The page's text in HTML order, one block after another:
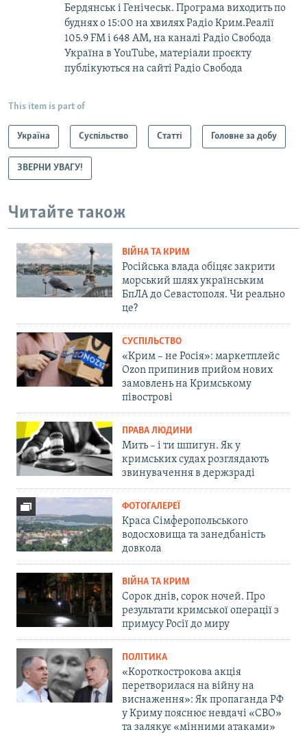
Бердянськ і Генічеськ. Програма виходить по
буднях о 15:00 на хвилях Радіо Крим.Реалії
105.9 FM і 648 АМ, на каналі Радіо Свобода
Україна в YouTube, матеріали проєкту
публікуються на сайті Радіо Свобода
This item is part of
Україна Суспільство Статті Головне за добу
ЗВЕРНИ УВАГУ!
Читайте також
ВІЙНА ТА КРИМ
Російська влада обіцяє закрити
морський шлях українським
БпЛА до Севастополя. Чи реально
це?
СУСПІЛЬСТВО
«Крим – не Росія»: маркетплейс
Ozon припинив прийом нових
замовлень на Кримському
півострові
ПРАВА ЛЮДИНИ
Мить – і ти шпигун. Як у
кримських судах розглядають
звинувачення в держзраді
ФОТОГАЛЕРЕЇ
Краса Сімферопольського
водосховища та занедбаність
довкола
ВІЙНА ТА КРИМ
Сорок днів, сорок ночей. Про
результати кримської операції з
примусу Росії до миру
ПОЛІТИКА
«Короткострокова акція
перетворилася на війну на
виснаження»: Як пропаганда РФ
у Криму пояснює невдачі «СВО»
та залякує «мінними атаками»